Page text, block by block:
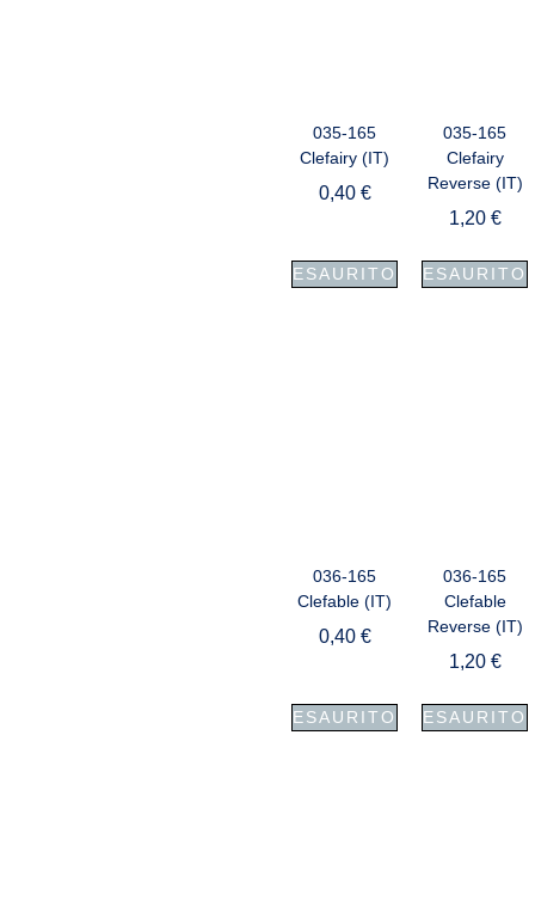
035-165
Clefairy (IT)
0,40 €
ESAURITO
035-165
Clefairy
Reverse (IT)
1,20 €
ESAURITO
036-165
Clefable (IT)
0,40 €
ESAURITO
036-165
Clefable
Reverse (IT)
1,20 €
ESAURITO